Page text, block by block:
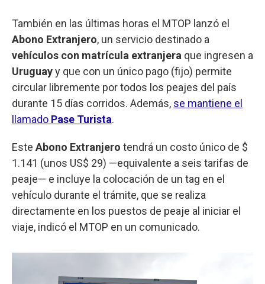
También en las últimas horas el MTOP lanzó el
Abono Extranjero, un servicio destinado a
vehículos con matrícula extranjera que ingresen a
Uruguayy que con un único pago (fijo) permite
circular libremente por todos los peajes del país
durante 15 días corridos. Además, se mantiene el
llamado Pase Turista.
Este Abono Extranjero tendrá un costo único de $
1.141 (unos US$ 29) —equivalente a seis tarifas de
peaje— e incluye la colocación de un tag en el
vehículo durante el trámite, que se realiza
directamente en los puestos de peaje al iniciar el
viaje, indicó el MTOP en un comunicado.